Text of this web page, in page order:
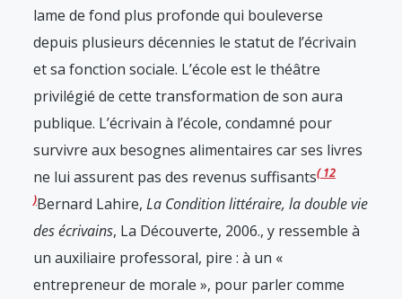
lame de fond plus profonde qui bouleverse
depuis plusieurs décennies le statut de l’écrivain
et sa fonction sociale. L’école est le théâtre
privilégié de cette transformation de son aura
publique. L’écrivain à l’école, condamné pour
survivre aux besognes alimentaires car ses livres
ne lui assurent pas des revenus suffisants 12
Bernard Lahire, La Condition littéraire, la double vie
des écrivains, La Découverte, 2006., y ressemble à
un auxiliaire professoral, pire : à un «
entrepreneur de morale », pour parler comme